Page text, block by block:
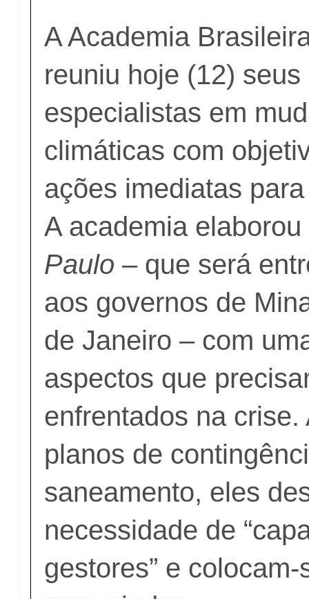
A Academia
reuniu hoje (12)
especialistas em
climáticas com
ações imediatas
A academia
Paulo – que será
aos governos de
de Janeiro – com
aspectos que
enfrentados na
planos de
saneamento, eles
necessidade de
gestores” e